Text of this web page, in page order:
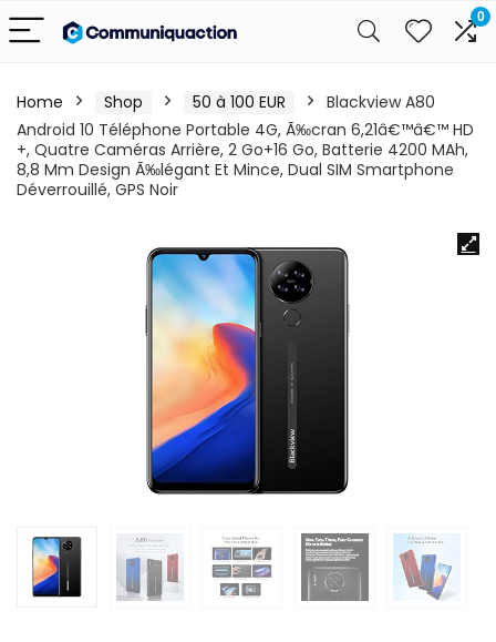
0
Home Shop 50 à 100 EUR
Blackview A80
Android 10 Téléphone Portable 4G, Ã‰cran 6,21â€™â€™ HD
+, Quatre Caméras Arrière, 2 Go+16 Go, Batterie 4200 MAh,
8,8 Mm Design Ã‰légant Et Mince, Dual SIM Smartphone
Déverrouillé, GPS Noir